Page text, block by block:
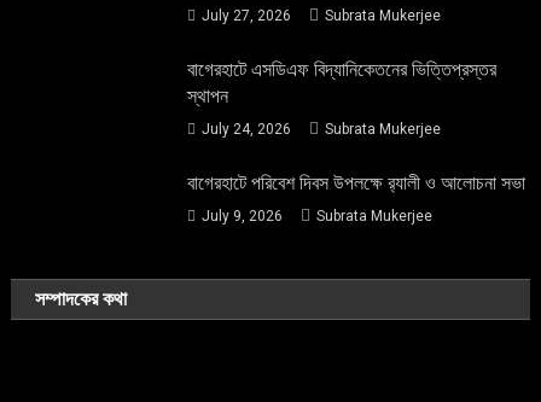
July 27, 2026 Subrata Mukerjee
বাগেরহাটে এসডিএফ বিদ্যানিকেতনের ভিত্তিপ্রস্তর
স্থাপন
July 24, 2026 Subrata Mukerjee
বাগেরহাটে পরিবেশ দিবস উপলক্ষে র‌্যালী ও আলোচনা সভা
July 9, 2026 Subrata Mukerjee
সম্পাদকের কথা